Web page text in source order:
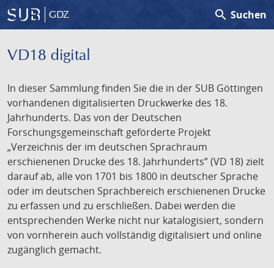
GDZ search Suchen
VD18 digital
In dieser Sammlung finden Sie die in der SUB Göttingen
vorhandenen digitalisierten Druckwerke des 18.
Jahrhunderts. Das von der Deutschen
Forschungsgemeinschaft geförderte Projekt
„Verzeichnis der im deutschen Sprachraum
erschienenen Drucke des 18. Jahrhunderts” (VD 18) zielt
darauf ab, alle von 1701 bis 1800 in deutscher Sprache
oder im deutschen Sprachbereich erschienenen Drucke
zu erfassen und zu erschließen. Dabei werden die
entsprechenden Werke nicht nur katalogisiert, sondern
von vornherein auch vollständig digitalisiert und online
zugänglich gemacht.